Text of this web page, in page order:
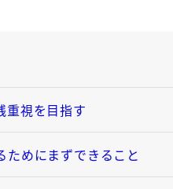
重視を目指す
ためにまずできること